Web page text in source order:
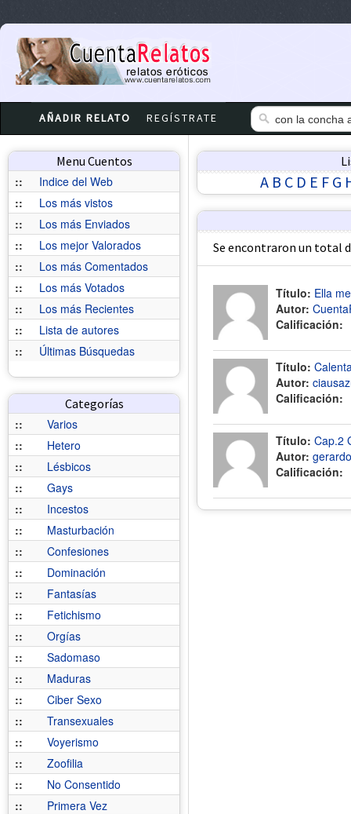
AÑADIR RELATO REGÍSTRATE
Menu Cuentos
::
Indice del Web
::
Los más vistos
::
Los más Enviados
::
Los mejor Valorados
::
Los más Comentados
::
Los más Votados
::
Los más Recientes
::
Lista de autores
::
Últimas Búsquedas
Categorías
::
Varios
::
Hetero
::
Lésbicos
::
Gays
::
Incestos
::
Masturbación
::
Confesiones
::
Dominación
::
Fantasías
::
Fetichismo
::
Orgías
::
Sadomaso
::
Maduras
::
Ciber Sexo
::
Transexuales
::
Voyerismo
::
Zoofilia
::
No Consentido
::
Primera Vez
A B C D E F G
Se encontraron un total
Título: Ella
Autor:
Calificación:
Título:
Autor:
Calificación:
Título: Cap.2
Autor:
Calificación: